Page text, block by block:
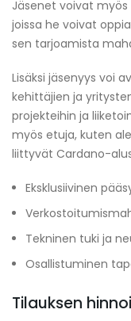
Jäsenet voivat
joissa he voivat
sen tarjoamista
Lisäksi jäsenyys voi
kehittäjien ja
projekteihin ja
myös etuja, kuten
liittyvät Cardano-
Eksklusiivinen
Tekninen tuki ja
Osallistuminen
Tilauksen